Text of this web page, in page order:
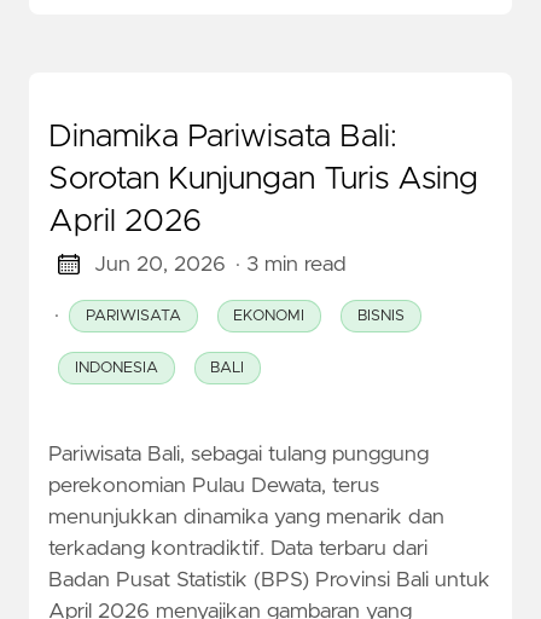
Dinamika Pariwisata Bali:
Sorotan Kunjungan Turis Asing
April 2026
Jun 20, 2026 · 3 min read
· PARIWISATA EKONOMI BISNIS
INDONESIA BALI
Pariwisata Bali, sebagai tulang punggung
perekonomian Pulau Dewata, terus
menunjukkan dinamika yang menarik dan
terkadang kontradiktif. Data terbaru dari
Badan Pusat Statistik (BPS) Provinsi Bali untuk
April 2026 menyajikan gambaran yang